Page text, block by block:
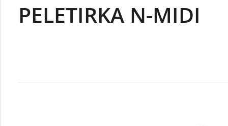
PELETIRKA N-MIDI